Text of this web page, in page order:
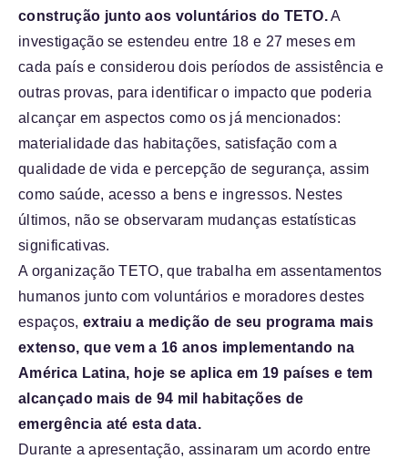
construção junto aos voluntários do TETO.A
investigação se estendeu entre 18 e 27 meses em
cada país e considerou dois períodos de assistência e
outras provas, para identificar o impacto que poderia
alcançar em aspectos como os já mencionados:
materialidade das habitações, satisfação com a
qualidade de vida e percepção de segurança, assim
como saúde, acesso a bens e ingressos. Nestes
últimos, não se observaram mudanças estatísticas
significativas.
A organização TETO, que trabalha em assentamentos
humanos junto com voluntários e moradores destes
espaços, extraiu a medição de seu programa mais
extenso, que vem a 16 anos implementando na
América Latina, hoje se aplica em 19 países e tem
alcançado mais de 94 mil habitações de
emergência até esta data.
Durante a apresentação, assinaram um acordo entre